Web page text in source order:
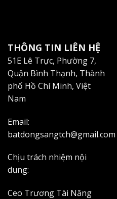
THÔNG TIN LIÊN HỆ
51E Lê Trực, Phường 7,
Quận Bình Thạnh, Thành
phố Hồ Chí Minh, Việt
Nam
Email:
batdongsangtch@gmail.com
Chịu trách nhiệm nội
dung:
Ceo Trương Tài Năng